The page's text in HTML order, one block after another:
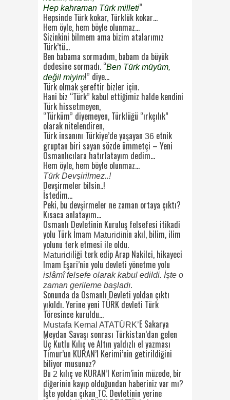
Hep kahraman Türk milleti”
Hepsinde Türk kokar, Türklük kokar…
Hem öyle, hem böyle olunmaz…
Sizinkini bilmem ama bizim atalarımız
Türk’tü…
Ben babama sormadım, babam da büyük
dedesine sormadı. “Ben Türk müyüm,
değil miyim!” diye…
Türk olmak şereftir bizler için.
Hani biz “Türk” kabul ettiğimiz halde kendini
Türk hissetmeyen,
“Türküm” diyemeyen, Türklüğü “ırkçılık”
olarak nitelendiren,
Türk insanını Türkiye’de yaşayan 36 etnik
gruptan biri sayan sözde ümmetçi – Yeni
Osmanlıcılara hatırlatayım dedim…
Hem öyle, hem böyle olunmaz…
Türk Devşirilmez..!
Devşirmeler bilsin..!
İstedim…
Peki, bu devşirmeler ne zaman ortaya çıktı?
Kısaca anlatayım…
Osmanlı Devletinin Kuruluş felsefesi itikadi
yolu Türk İmam Maturidinin akıl, bilim, ilim
yolunu terk etmesi ile oldu.
Maturidiliği terk edip Arap Nakilci, hikayeci
Imam Eşari’nin yolu devleti yönetme yolu
islâmî felsefe olarak kabul edildi. İşte o
zaman gerileme başladı.
Sonunda da Osmanlı Devleti yoldan çıktı
yıkıldı. Yerine yeni TÜRK devleti Türk
Töresince kuruldu…
Mustafa Kemal ATATÜRK’E Sakarya
Meydan Savaşı sonrası Türkistan’dan gelen
Üç Kutlu Kılıç ve Altın yaldızlı el yazması
Timur’un KURAN’I Kerimi’nin getirildiğini
biliyor musunuz?
Bu 2 kılıç ve KURAN’I Kerim’inin müzede, bir
diğerinin kayıp olduğundan haberiniz var mı?
İşte yoldan çıkan TC. Devletinin yerine